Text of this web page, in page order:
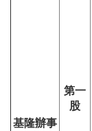
基隆辦事
第一
股